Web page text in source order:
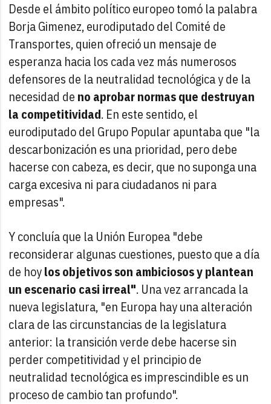
Desde el ámbito político europeo tomó la palabra
Borja Gimenez, eurodiputado del Comité de
Transportes, quien ofreció un mensaje de
esperanza hacia los cada vez más numerosos
defensores de la neutralidad tecnológica y de la
necesidad de no aprobar normas que destruyan
la competitividad. En este sentido, el
eurodiputado del Grupo Popular apuntaba que "la
descarbonización es una prioridad, pero debe
hacerse con cabeza, es decir, que no suponga una
carga excesiva ni para ciudadanos ni para
empresas".
Y concluía que la Unión Europea "debe
reconsiderar algunas cuestiones, puesto que a día
de hoylos objetivos son ambiciosos y plantean
un escenario casi irreal". Una vez arrancada la
nueva legislatura, "en Europa hay una alteración
clara de las circunstancias de la legislatura
anterior: la transición verde debe hacerse sin
perder competitividad y el principio de
neutralidad tecnológica es imprescindible es un
proceso de cambio tan profundo".